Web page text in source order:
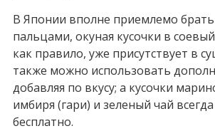
В Японии вполне приемлемо
пальцами, окуная кусочки в соевый
как правило, уже присутствует в
также можно использовать
добавляя по вкусу; а кусочки
имбиря (гари) и зеленый чай
бесплатно.